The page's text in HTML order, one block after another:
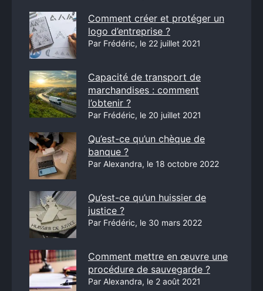
Comment créer et protéger un
logo d’entreprise ?
Par Frédéric, le 22 juillet 2021
Capacité de transport de
marchandises : comment
l’obtenir ?
Par Frédéric, le 20 juillet 2021
Qu’est-ce qu’un chèque de
banque ?
Par Alexandra, le 18 octobre 2022
Qu’est-ce qu’un huissier de
justice ?
Par Frédéric, le 30 mars 2022
Comment mettre en œuvre une
procédure de sauvegarde ?
Par Alexandra, le 2 août 2021